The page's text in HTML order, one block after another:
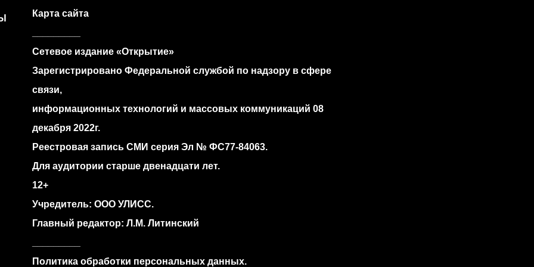
Карта сайта
Сетевое издание «Открытие»
Зарегистрировано Федеральной службой по надзору в сфере
связи,
информационных технологий и массовых коммуникаций 08
декабря 2022г.
Реестровая запись СМИ серия Эл № ФС77‐84063.
Для аудитории старше двенадцати лет.
12+
Учредитель: ООО УЛИСС.
Главный редактор: Л.М. Литинский
Политика обработки персональных данных.